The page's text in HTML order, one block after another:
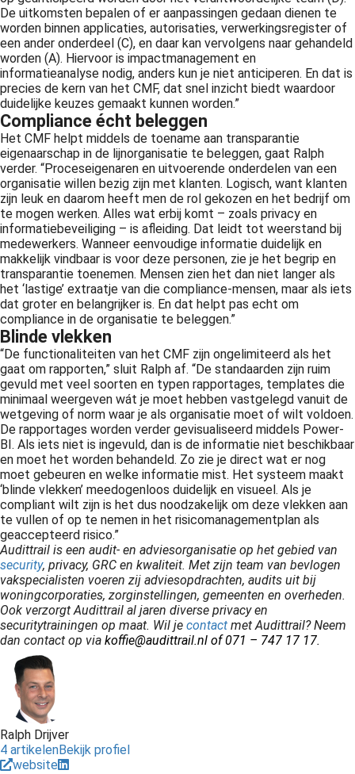
De uitkomsten bepalen of er aanpassingen gedaan dienen te
worden binnen applicaties, autorisaties, verwerkingsregister of
een ander onderdeel (C), en daar kan vervolgens naar gehandeld
worden (A). Hiervoor is impactmanagement en
informatieanalyse nodig, anders kun je niet anticiperen. En dat is
precies de kern van het CMF, dat snel inzicht biedt waardoor
duidelijke keuzes gemaakt kunnen worden.”
Compliance écht beleggen
Het CMF helpt middels de toename aan transparantie
eigenaarschap in de lijnorganisatie te beleggen, gaat Ralph
verder. “Proceseigenaren en uitvoerende onderdelen van een
organisatie willen bezig zijn met klanten. Logisch, want klanten
zijn leuk en daarom heeft men de rol gekozen en het bedrijf om
te mogen werken. Alles wat erbij komt – zoals privacy en
informatiebeveiliging – is afleiding. Dat leidt tot weerstand bij
medewerkers. Wanneer eenvoudige informatie duidelijk en
makkelijk vindbaar is voor deze personen, zie je het begrip en
transparantie toenemen. Mensen zien het dan niet langer als
het ‘lastige’ extraatje van die compliance-mensen, maar als iets
dat groter en belangrijker is. En dat helpt pas echt om
compliance in de organisatie te beleggen.”
Blinde vlekken
“De functionaliteiten van het CMF zijn ongelimiteerd als het
gaat om rapporten,” sluit Ralph af. “De standaarden zijn ruim
gevuld met veel soorten en typen rapportages, templates die
minimaal weergeven wát je moet hebben vastgelegd vanuit de
wetgeving of norm waar je als organisatie moet of wilt voldoen.
De rapportages worden verder gevisualiseerd middels Power-
BI. Als iets niet is ingevuld, dan is de informatie niet beschikbaar
en moet het worden behandeld. Zo zie je direct wat er nog
moet gebeuren en welke informatie mist. Het systeem maakt
‘blinde vlekken’ meedogenloos duidelijk en visueel. Als je
compliant wilt zijn is het dus noodzakelijk om deze vlekken aan
te vullen of op te nemen in het risicomanagementplan als
geaccepteerd risico.”
Audittrail is een audit- en adviesorganisatie op het gebied van
security, privacy, GRC en kwaliteit. Met zijn team van bevlogen
vakspecialisten voeren zij adviesopdrachten, audits uit bij
woningcorporaties, zorginstellingen, gemeenten en overheden.
Ook verzorgt Audittrail al jaren diverse privacy en
securitytrainingen op maat. Wil je contact met Audittrail? Neem
dan contact op via koffie@audittrail.nl of 071 – 747 17 17.
Ralph Drijver
4 artikelenBekijk profiel
website